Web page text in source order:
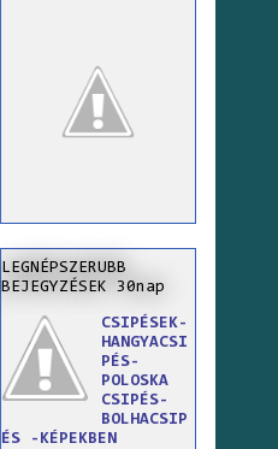
LEGNÉPSZERUBB
BEJEGYZÉSEK 30nap
CSIPÉSEK-
HANGYACSI
PÉS-
POLOSKA
CSIPÉS-
BOLHACSIP
ÉS -KÉPEKBEN